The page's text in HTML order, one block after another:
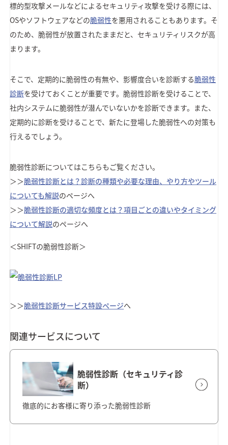
標的型攻撃メールなどによるセキュリティ攻撃を受ける際には、
OSやソフトウェアなどの脆弱性を悪用されることもあります。そ
のため、脆弱性が放置されたままだと、セキュリティリスクが高
まります。
そこで、定期的に脆弱性の有無や、影響度合いを診断する脆弱性
診断を受けておくことが重要です。脆弱性診断を受けることで、
社内システムに脆弱性が潜んでいないかを診断できます。また、
定期的に診断を受けることで、新たに登場した脆弱性への対策も
行えるでしょう。
脆弱性診断についてはこちらもご覧ください。
＞＞脆弱性診断とは？診断の種類や必要な理由、やり方やツール
についても解説のページへ
＞＞脆弱性診断の適切な頻度とは？項目ごとの違いやタイミング
について解説のページへ
＜SHIFTの脆弱性診断＞
＞＞脆弱性診断サービス特設ページへ
関連サービスについて
脆弱性診断（セキュリティ診
断）
徹底的にお客様に寄り添った脆弱性診断